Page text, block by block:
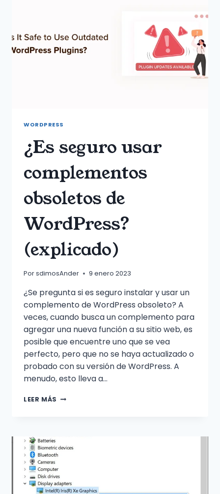
WORDPRESS
¿Es seguro usar
complementos
obsoletos de
WordPress?
(explicado)
PorsdimosAnder 9 enero 2023
¿Se pregunta si es seguro instalar y usar un
complemento de WordPress obsoleto? A
veces, cuando busca un complemento para
agregar una nueva función a su sitio web, es
posible que encuentre uno que se vea
perfecto, pero que no se haya actualizado o
probado con su versión de WordPress. A
menudo, esto lleva a…
LEER MÁS ¿ES
DE
WORDPRESS?